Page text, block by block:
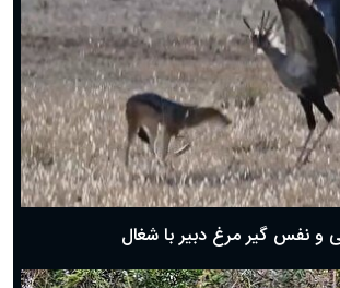
۱۴۰۴
۳ اسفند ۱۴۰۴
۱۴ اسفند ۱۴۰۴
ماه ۱۴۰۴
۳۰ بهمن ۱۴۰۴
از دنیا رفت؟
و صمیمانه
و نفس گیر مرغ دبیر با شغال